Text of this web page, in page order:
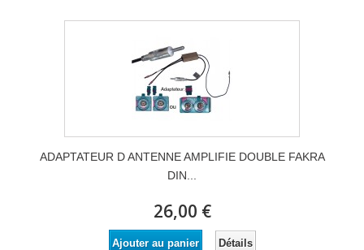
ADAPTATEUR D ANTENNE AMPLIFIE DOUBLE FAKRA
DIN...
26,00 €
Ajouter au panier Détails